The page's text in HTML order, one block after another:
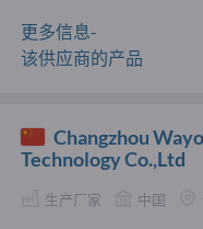
更多信息-
该供应商的产品
Changzhou
Technology Co.,Ltd
生产厂家 中国